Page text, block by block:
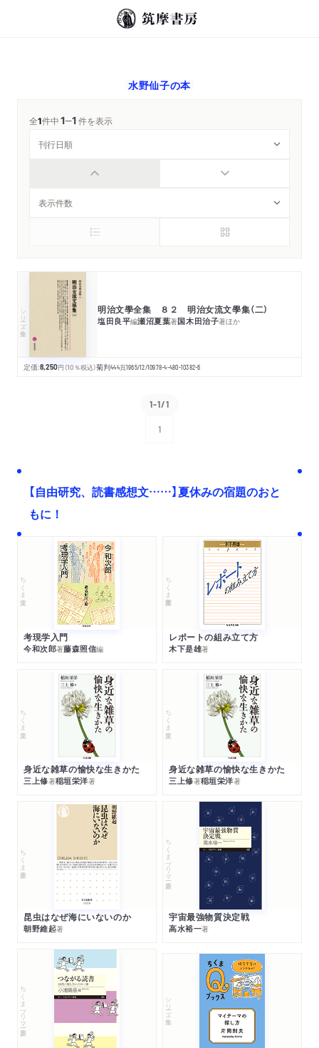
水野仙子の本
全1件中1─1件を表示
シリーズ・全集 明治文學全集 ８２ 明治女流文學集（二）
塩田良平編瀬沼夏葉著国木田治子著ほか
定価:8,250円 （10％税込）菊判444頁1965/12/10978-4-480-10382-6
1-1/1
1
【自由研究、読書感想文……】夏休みの宿題のおと
もに！
ちくま文庫
考現学入門
今和次郎著藤森照信編
ちくま学芸文庫
レポートの組み立て方
木下是雄著
ちくま文庫
身近な雑草の愉快な生きかた
三上修著稲垣栄洋著
ちくま文庫
身近な雑草の愉快な生きかた
三上修著稲垣栄洋著
ちくま新書
昆虫はなぜ海にいないのか
朝野維起著
ちくまプリマー新書
宇宙最強物質決定戦
高水裕一著
ちくまプリマー新書 シリーズ・全集